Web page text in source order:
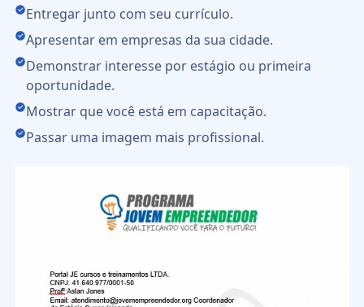
Entregar junto com seu currículo.
Apresentar em empresas da sua cidade.
Demonstrar interesse por estágio ou primeira
oportunidade.
Mostrar que você está em capacitação.
Passar uma imagem mais profissional.